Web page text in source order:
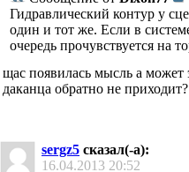
Гидравлический контур у
один и тот же. Если в
очередь прочувствуется на
щас появилась мысль а может
даканца обратно не приходит?
sergz5 сказал(-а):
16.04.2013 20:52